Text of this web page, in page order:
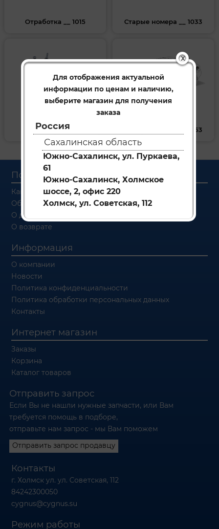
X
Для отображения актуальной
информации по ценам и наличию,
выберите магазин для получения
заказа
Россия
Сахалинская область
Южно-Сахалинск, ул. Пуркаева,
61
Южно-Сахалинск, Холмское
шоссе, 2, офис 220
Холмск, ул. Советская, 112
Отработка __ 1015 Старые номера __ 1033
Х/часть toyota __ 50 Электрика toyota __ 53
Покупателям
Как заказать
Об оплате
О доставке
О возврате
Информация
О компании
Новости
Политика конфиденциальности
Политика обработки персональных данных
Контакты
Интернет магазин
Заказы
Корзина
Каталог товаров
Отправить запрос
Если Вы не нашли нужные запчасти, или Вам
требуется помощь в подборе,
отправьте нам запрос - мы Вам поможем
Отправить запрос продавцу
Контакты
г. Холмск ул. ул. Советская, 112
84242300050
cygnus@cygnus.su
Режим работы